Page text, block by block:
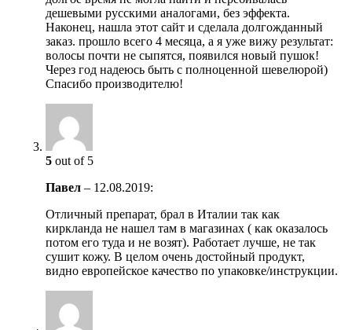
дешевыми русскими аналогами, без эффекта.
Наконец, нашла этот сайт и сделала долгожданный
заказ. прошло всего 4 месяца, а я уже вижу результат:
волосы почти не сыпятся, появился новый пушок!
Через год надеюсь быть с полноценной шевелюрой)
Спасибо производителю!
5 out of 5
Павел – 12.08.2019:
Отличный препарат, брал в Италии так как
киркланда не нашел там в магазинах ( как оказалось
потом его туда и не возят). Работает лучше, не так
сушит кожу. В целом очень достойный продукт,
видно европейское качество по упаковке/инструкции.